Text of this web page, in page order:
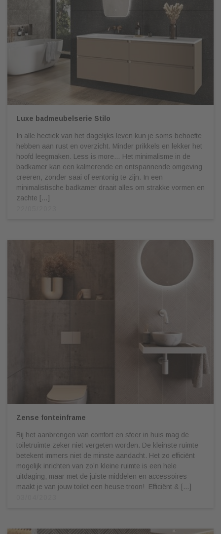
Luxe badmeubelserie Stilo
In alle hectiek van het dagelijks leven kun je soms behoefte
hebben aan rust en overzicht. Minder prikkels en lekker het
hoofd leegmaken. Less is more… Het minimalisme in de
badkamer kan een kalmerende en ontspannende omgeving
creëren, zonder saai of eentonig te zijn. In een
minimalistische badkamer draait alles om strakke vormen en
zachte […]
Zense fonteinframe
Bij het aanbrengen van comfort en sfeer in huis mag de
toiletruimte zeker niet vergeten worden. De kleinste ruimte
betekent immers niet de minste aandacht. Het zo efficiënt
mogelijk inrichten van zo’n kleine ruimte is een hele
uitdaging, maar met de juiste middelen en accessoires
maakt je van jouw toilet een heuse troon! Efficiënt & […]